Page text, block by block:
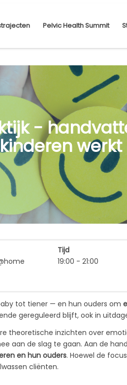
Pelvic Health Summit
-
werkt
Tijd
19:00 - 21:00
tot tiener — en hun ouders om
gereguleerd blijft, ook in
theoretische inzichten over
aan de slag te gaan. Aan de
en hun ouders. Hoewel de
cliënten.